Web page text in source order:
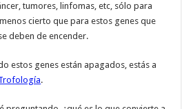
tumores, linfomas, etc, sólo para
cierto que para estos genes que
deben de encender.
estos genes están apagados, estás a
.